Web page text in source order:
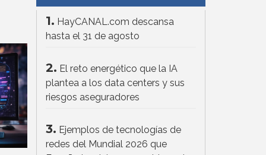
1. HayCANAL.com descansa
hasta el 31 de agosto
2. El reto energético que la IA
plantea a los data centers y sus
riesgos aseguradores
3. Ejemplos de tecnologías de
redes del Mundial 2026 que